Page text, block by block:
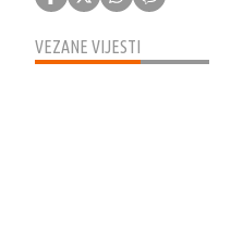
VEZANE VIJESTI